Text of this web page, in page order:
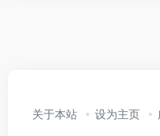
关于本站 设为主页